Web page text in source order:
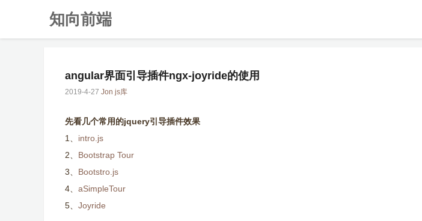
知向前端
angular界面引导插件ngx-joyride的使用
2019-4-27 Jon js库
先看几个常用的jquery引导插件效果
1、 intro.js
2、 Bootstrap Tour
3、 Bootstro.js
4、 aSimpleTour
5、 Joyride